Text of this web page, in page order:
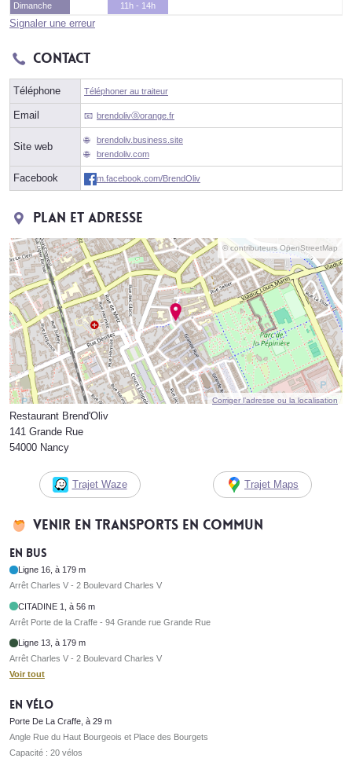
Dimanche
11h - 14h
Signaler une erreur
Contact
Téléphone Téléphoner au traiteur
Email brendolivⓐorange.fr
Site web
brendoliv.business.site
brendoliv.com
Facebook m.facebook.com/BrendOliv
Plan et adresse
© contributeurs OpenStreetMap
Corriger l’adresse ou la localisation
Restaurant Brend'Oliv
141 Grande Rue
54000 Nancy
Trajet Waze Trajet Maps
Venir en transports en commun
En bus
Ligne 16, à 179 m
Arrêt Charles V - 2 Boulevard Charles V
CITADINE 1, à 56 m
Arrêt Porte de la Craffe - 94 Grande rue Grande Rue
Ligne 13, à 179 m
Arrêt Charles V - 2 Boulevard Charles V
Voir tout
En vélo
Porte De La Craffe, à 29 m
Angle Rue du Haut Bourgeois et Place des Bourgets
Capacité : 20 vélos